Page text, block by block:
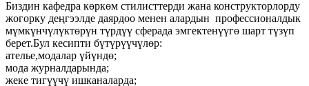
Биздин кафедра көркөм стилисттерди жана конструкторлорду
жогорку деңгээлде даярдоо менен алардын профессионалдык
мүмкүнчүлүктөрүн түрдүү сферада эмгектенүүгө шарт түзүп
берет.Бул кесипти бүтүрүүчүлөр:
ателье,модалар үйүндө;
мода журналдарында;
жеке тигүүчү ишканаларда;